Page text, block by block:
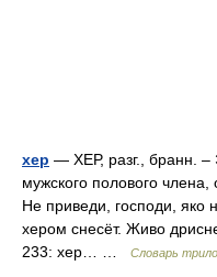
хер — ХЕР, разг., бранн.
мужского полового члена,
Не приведи, господи, яко
хером снесёт. Живо
233: хер… …
Словарь